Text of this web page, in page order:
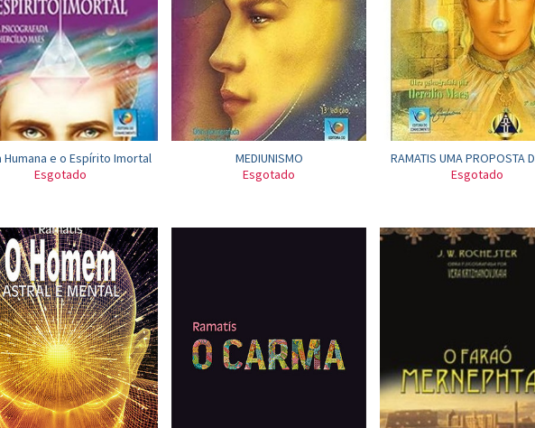
Humana e o Espírito Imortal
Esgotado
MEDIUNISMO
Esgotado
RAMATIS UMA PROPOSTA
Esgotado